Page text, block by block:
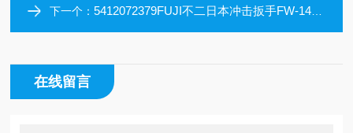
下一个：5412072379FUJI不二日本冲击扳手FW-14PH-2高扭矩
在线留言